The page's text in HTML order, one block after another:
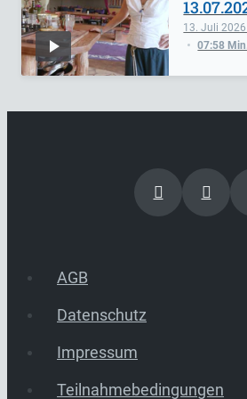
13. Juli 2026
07:58
AGB
Datenschutz
Impressum
Teilnahmebedingungen